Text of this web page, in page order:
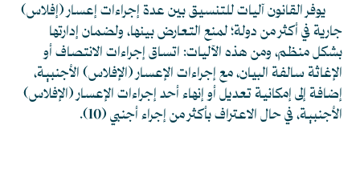
يوفر القانون آليات للتنسيق بين عدة إجراءات إعسار (إفلاس)
جارية في أكثر من دولة؛ لمنع التعارض بينها، ولضمان إدارتها
بشكل منظم، ومن هذه الآليات: اتساق إجراءات الانتصاف أو
الإغاثة سالفة البيان، مع إجراءات الإعسار (الإفلاس) الأجنبية،
إضافة إلى إمكانية تعديل أو إنهاء أحد إجراءات الإعسار (الإفلاس)
الأجنبية، في حال الاعتراف بأكثر من إجراء أجنبي(10)
.